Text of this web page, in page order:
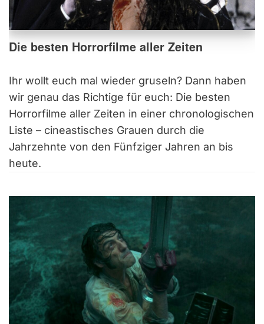
Die besten Horrorfilme aller Zeiten
Ihr wollt euch mal wieder gruseln? Dann haben
wir genau das Richtige für euch: Die besten
Horrorfilme aller Zeiten in einer chronologischen
Liste – cineastisches Grauen durch die
Jahrzehnte von den Fünfziger Jahren an bis
heute.